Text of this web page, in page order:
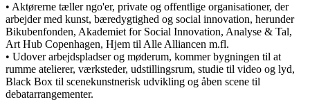
• Aktørerne tæller ngo'er, private og offentlige organisationer, der
arbejder med kunst, bæredygtighed og social innovation, herunder
Bikubenfonden, Akademiet for Social Innovation, Analyse & Tal,
Art Hub Copenhagen, Hjem til Alle Alliancen m.fl.
• Udover arbejdspladser og møderum, kommer bygningen til at
rumme atelierer, værksteder, udstillingsrum, studie til video og lyd,
Black Box til scenekunstnerisk udvikling og åben scene til
debatarrangementer.